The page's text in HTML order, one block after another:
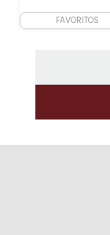
FAVORITOS